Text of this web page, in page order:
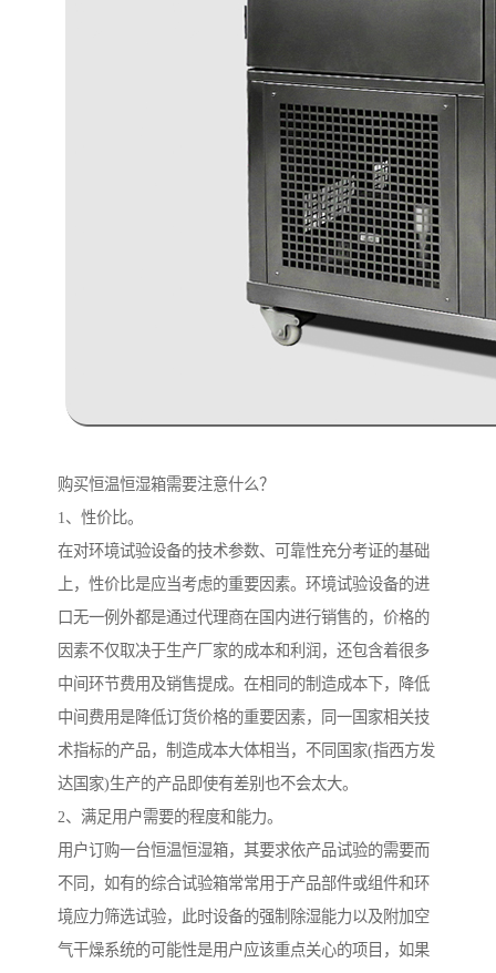
购买恒温恒湿箱需要注意什么？
1、性价比。
在对环境试验设备的技术参数、可靠性充分考证的基础
上，性价比是应当考虑的重要因素。环境试验设备的进
口无一例外都是通过代理商在国内进行销售的，价格的
因素不仅取决于生产厂家的成本和利润，还包含着很多
中间环节费用及销售提成。在相同的制造成本下，降低
中间费用是降低订货价格的重要因素，同一国家相关技
术指标的产品，制造成本大体相当，不同国家(指西方发
达国家)生产的产品即使有差别也不会太大。
2、满足用户需要的程度和能力。
用户订购一台恒温恒湿箱，其要求依产品试验的需要而
不同，如有的综合试验箱常常用于产品部件或组件和环
境应力筛选试验，此时设备的强制除湿能力以及附加空
气干燥系统的可能性是用户应该重点关心的项目，如果